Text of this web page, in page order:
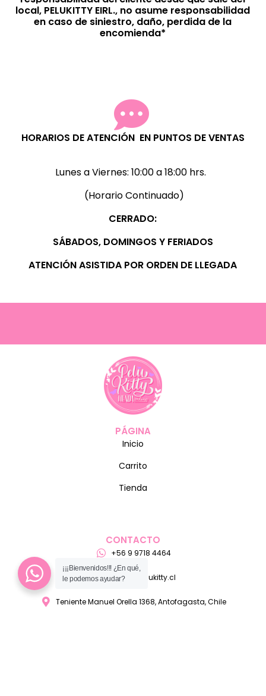
local, PELUKITTY EIRL., no asume responsabilidad
en caso de siniestro, daño, perdida de la
encomienda*
HORARIOS DE ATENCIÓN EN PUNTOS DE VENTAS
Lunes a Viernes: 10:00 a 18:00 hrs.
(Horario Continuado)
CERRADO:
SÁBADOS, DOMINGOS Y FERIADOS
ATENCIÓN ASISTIDA POR ORDEN DE LLEGADA
PÁGINA
Inicio
Carrito
Tienda
CONTACTO
+56 9 9718 4464
ventas@pelukitty.cl
Teniente Manuel Orella 1368, Antofagasta, Chile
¡¡¡Bienvenidos!!! ¿En qué,
le podemos ayudar?